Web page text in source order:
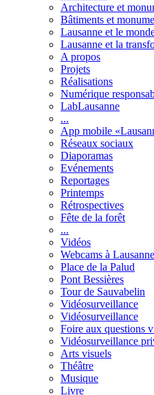
Architecture et
Bâtiments et
Lausanne et le
Lausanne et la
A propos
Projets
Réalisations
Numérique
LabLausanne
...
App mobile
Réseaux sociaux
Diaporamas
Evénements
Reportages
Printemps
Rétrospectives
Fête de la forêt
...
Vidéos
Webcams à Lausanne
Place de la Palud
Pont Bessières
Tour de Sauvabelin
Vidéosurveillance
Vidéosurveillance
Foire aux questions
Vidéosurveillance
Arts visuels
Théâtre
Musique
Livre